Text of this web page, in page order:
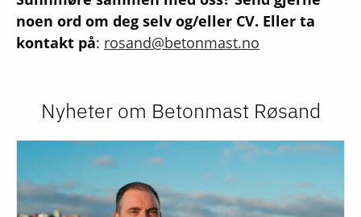
noen ord om deg selv og/eller CV. Eller ta
kontakt på: rosand@betonmast.no
Nyheter om Betonmast Røsand